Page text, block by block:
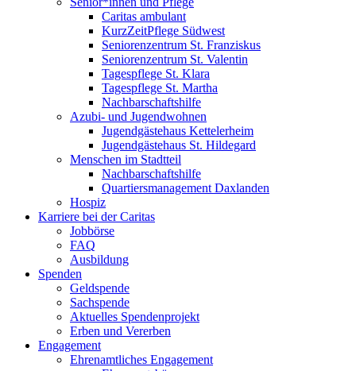
Caritas ambulant
KurzZeitPflege Südwest
Seniorenzentrum St. Franziskus
Seniorenzentrum St. Valentin
Tagespflege St. Klara
Tagespflege St. Martha
Nachbarschaftshilfe
Azubi- und Jugendwohnen
Jugendgästehaus Kettelerheim
Jugendgästehaus St. Hildegard
Menschen im Stadtteil
Nachbarschaftshilfe
Quartiersmanagement Daxlanden
Hospiz
Karriere bei der Caritas
Jobbörse
FAQ
Ausbildung
Spenden
Geldspende
Sachspende
Aktuelles Spendenprojekt
Erben und Vererben
Engagement
Ehrenamtliches Engagement